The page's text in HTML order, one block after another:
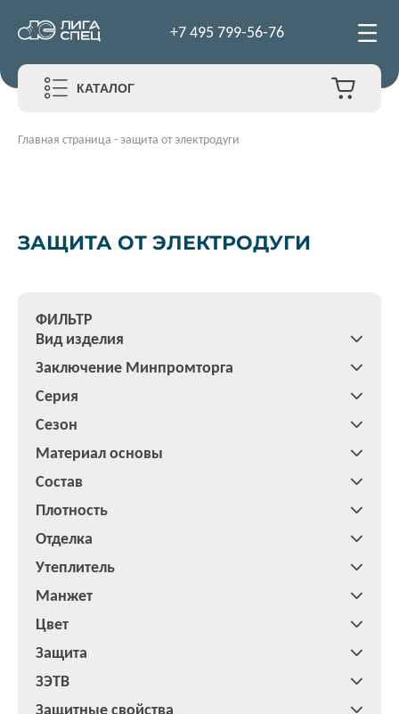
+7 495 799-56-76
КАТАЛОГ
Главная страница -защита от электродуги
ЗАЩИТА ОТ ЭЛЕКТРОДУГИ
ФИЛЬТР
Вид изделия
Заключение Минпромторга
Серия
Сезон
Материал основы
Состав
Плотность
Отделка
Утеплитель
Манжет
Цвет
Защита
ЗЭТВ
Защитные свойства